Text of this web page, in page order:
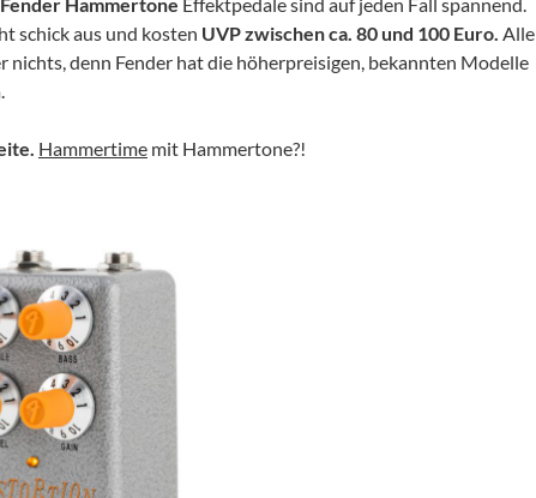
schick aus und kosten UVP zwischen ca. 80 und 100 Euro. Alle
nichts, denn Fender hat die höherpreisigen, bekannten Modelle
Hammertime mit Hammertone?!